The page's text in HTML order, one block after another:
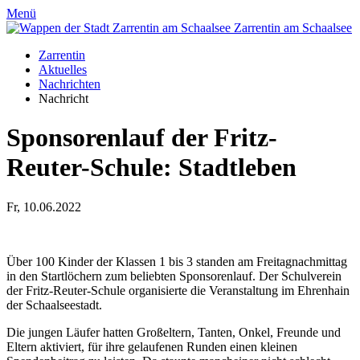
Menü
Zarrentin am Schaalsee
Zarrentin
Aktuelles
Nachrichten
Nachricht
Sponsorenlauf der Fritz-
Reuter-Schule: Stadtleben
Fr, 10.06.2022
Über 100 Kinder der Klassen 1 bis 3 standen am Freitagnachmittag
in den Startlöchern zum beliebten Sponsorenlauf. Der Schulverein
der Fritz-Reuter-Schule organisierte die Veranstaltung im Ehrenhain
der Schaalseestadt.
Die jungen Läufer hatten Großeltern, Tanten, Onkel, Freunde und
Eltern aktiviert, für ihre gelaufenen Runden einen kleinen